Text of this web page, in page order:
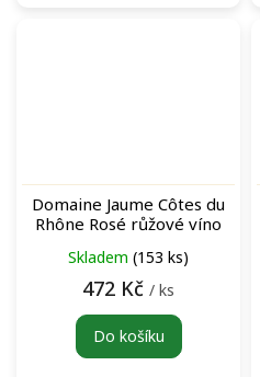
Domaine Jaume Côtes du
Rhône Rosé růžové víno
Skladem (153 ks)
472 Kč / ks
Do košíku